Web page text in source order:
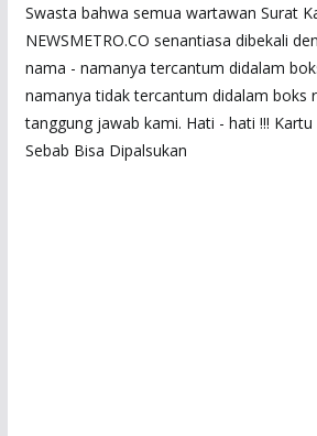
Swasta bahwa semua wartawan Surat
NEWSMETRO.CO senantiasa dibekali
nama - namanya tercantum didalam
namanya tidak tercantum didalam boks
tanggung jawab kami. Hati - hati !!! Kartu
Sebab Bisa Dipalsukan